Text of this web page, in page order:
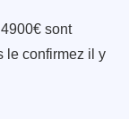
sont
le confirmez il y